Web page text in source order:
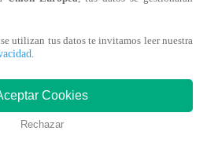
te puede
utilizan tus datos te invitamos leer nuestra
Cookies
Rechazar